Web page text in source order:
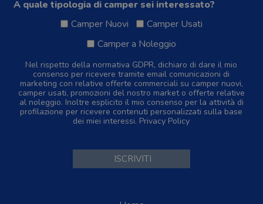
A quale tipologia di camper sei interessato?
Camper Nuovi
Camper Usati
Camper a Noleggio
Nel rispetto della normativa GDPR, dichiaro di dare il mio
consenso per ricevere tramite email comunicazioni di
marketing con relative offerte commerciali su camper nuovi,
camper usati, promozioni del nostro market o offerte relative
al noleggio. Inoltre esplicito il mio consenso per la attività di
profilazione per ricevere contenuti personalizzati sulla base
dei miei interessi. Privacy Policy